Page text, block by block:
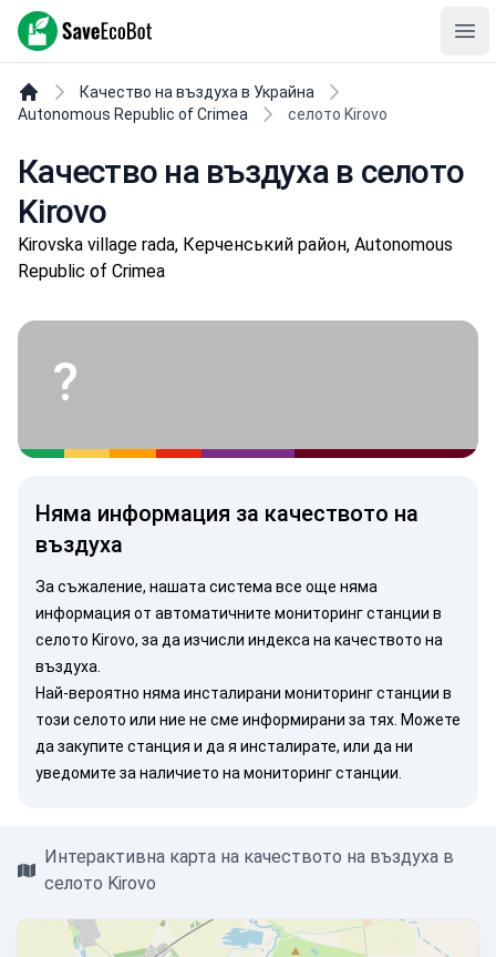
SaveEcoBot
Качество на въздуха в Украйна
Autonomous Republic of Crimea
селото Kirovo
Качество на въздуха в селото
Kirovo
Kirovska village rada, Керченський район, Autonomous
Republic of Crimea
?
Няма информация за качеството на
въздуха
За съжаление, нашата система все още няма
информация от автоматичните мониторинг станции в
селото Kirovo, за да изчисли индекса на качеството на
въздуха.
Най-вероятно няма инсталирани мониторинг станции в
този селото или ние не сме информирани за тях. Можете
да закупите станция и да я инсталирате, или да ни
уведомите за наличието на мониторинг станции.
Интерактивна карта на качеството на въздуха в
селото Kirovo